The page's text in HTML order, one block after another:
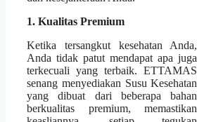
1. Kualitas Premium
Ketika tersangkut kesehatan Anda,
Anda tidak patut mendapat apa juga
terkecuali yang terbaik. ETTAMAS
senang menyediakan Susu Kesehatan
yang dibuat dari beberapa bahan
berkualitas premium, memastikan